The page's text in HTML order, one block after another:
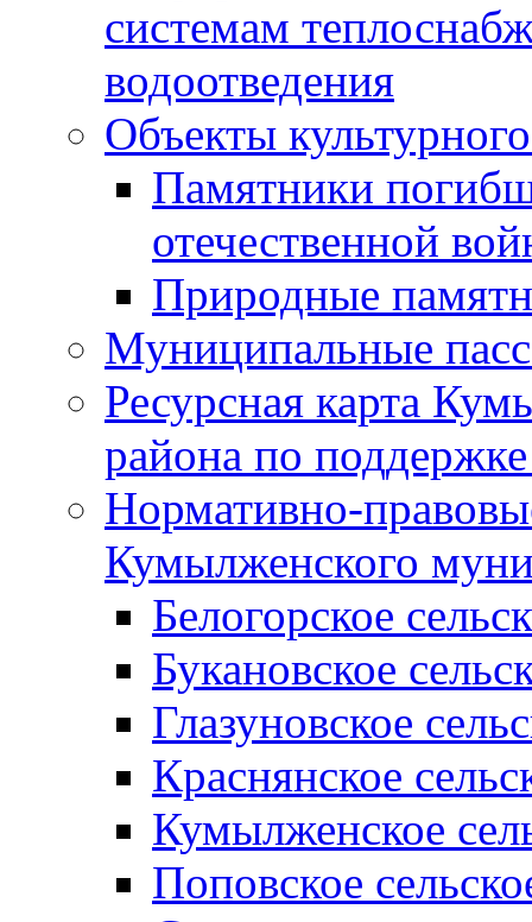
системам
водоотведения
Объекты
Памятники
отечественной
Природные
Муниципальные
Ресурсная карта
района по
Нормативно-
Кумылженского
Белогорское
Букановское
Глазуновское
Краснянское
Кумылженское
Поповское